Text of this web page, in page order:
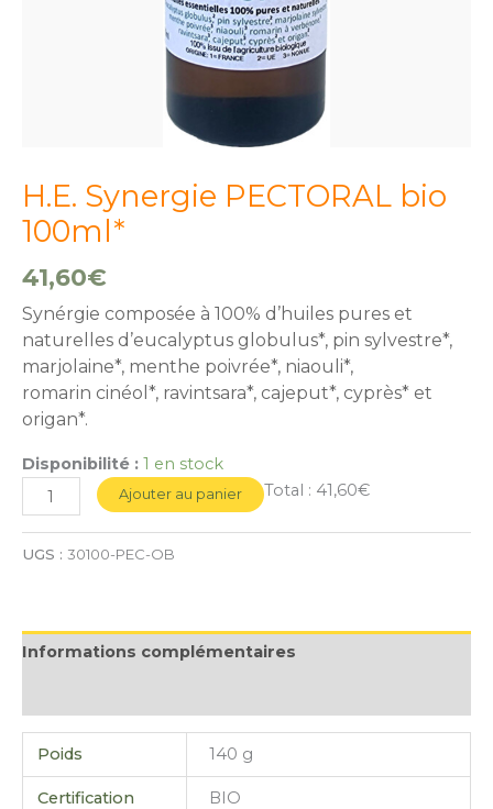
H.E. Synergie PECTORAL bio
100ml*
41,60€
Synérgie composée à 100% d’huiles pures et
naturelles d’eucalyptus globulus*, pin sylvestre*,
marjolaine*, menthe poivrée*, niaouli*,
romarin cinéol*, ravintsara*, cajeput*, cyprès* et
origan*.
Disponibilité : 1 en stock
Ajouter au panier Total : 41,60€
UGS : 30100-PEC-OB
Informations complémentaires
Poids 140 g
Certification BIO